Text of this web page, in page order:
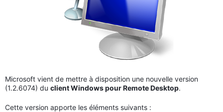
Microsoft vient de mettre à disposition une nouvelle version
(1.2.6074) du client Windows pour Remote Desktop.
Cette version apporte les éléments suivants :